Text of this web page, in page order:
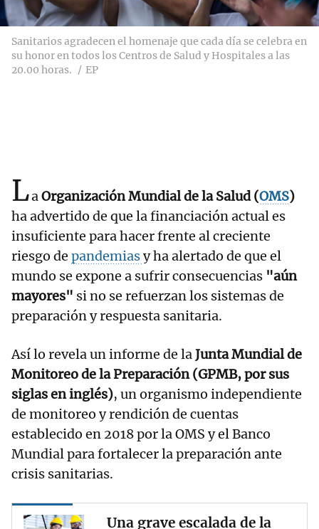
Sanitarios agradecen el homenaje que cada día se celebra en
su honor en todos los Centros de Salud y Hospitales a las
20.00 horas.
EP
LaOrganización Mundial de la Salud (OMS)
ha advertido de que la financiación actual es
insuficiente para hacer frente al creciente
riesgo de pandemiasy ha alertado de que el
mundo se expone a sufrir consecuencias "aún
mayores" si no se refuerzan los sistemas de
preparación y respuesta sanitaria.
Así lo revela un informe de laJunta Mundial de
Monitoreo de la Preparación (GPMB, por sus
siglas en inglés), un organismo independiente
de monitoreo y rendición de cuentas
establecido en 2018 por la OMS y el Banco
Mundial para fortalecer la preparación ante
crisis sanitarias.
Una grave escalada de la